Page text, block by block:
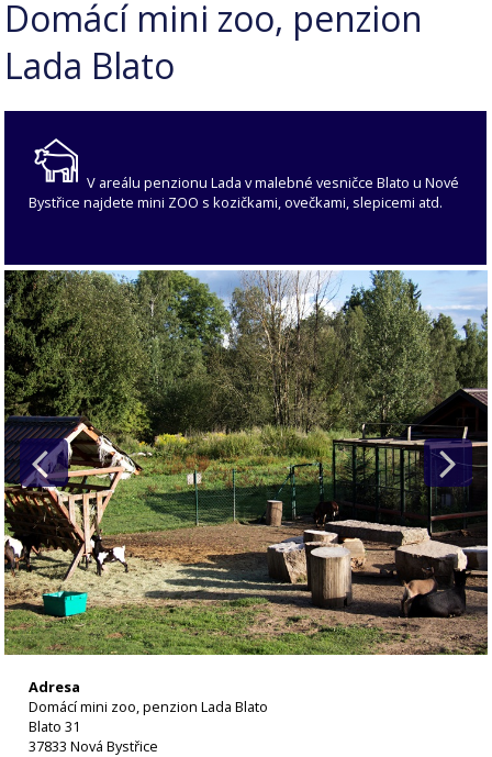
Domácí mini zoo, penzion
Lada Blato
V areálu penzionu Lada v malebné vesničce Blato u Nové
Bystřice najdete mini ZOO s kozičkami, ovečkami, slepicemi atd.
Adresa
Domácí mini zoo, penzion Lada Blato
Blato 31
37833 Nová Bystřice